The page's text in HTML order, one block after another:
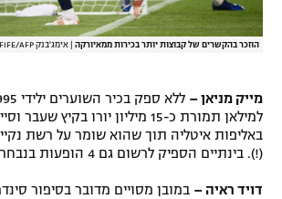
הוזכר בהקשרים של קבוצות יותר בכירות ממאיורקה אימג'בנק GettyImages, FRANCK FIFE/AFP
מייק מניאן –
למילאן תמורת כ-15 מיליון יורו בקיץ
(!). בינתיים הספיק לרשום גם 4 הופעות בנבחרת צרפת.
דויד ראיה – במובן מסויים מדובר בסיפור